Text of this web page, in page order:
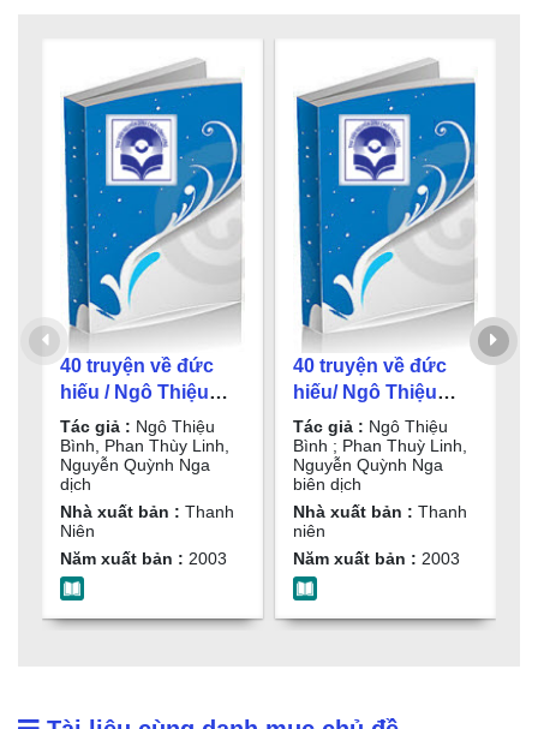
40 truyện về đức
hiếu / Ngô Thiệu
Bình, Phan Thùy
Linh, Nguyễn
Quỳnh Nga dịch
Tác giả : Ngô Thiệu
Bình, Phan Thùy Linh,
Nguyễn Quỳnh Nga
dịch
Nhà xuất bản : Thanh
Niên
Năm xuất bản : 2003
40 truyện về đức
hiếu/ Ngô Thiệu
Bình ; Phan Thuỳ
Linh, Nguyễn
Quỳnh Nga biên
Tác giả : Ngô Thiệu
Bình ; Phan Thuỳ Linh,
Nguyễn Quỳnh Nga
biên dịch
Nhà xuất bản : Thanh
niên
Năm xuất bản : 2003